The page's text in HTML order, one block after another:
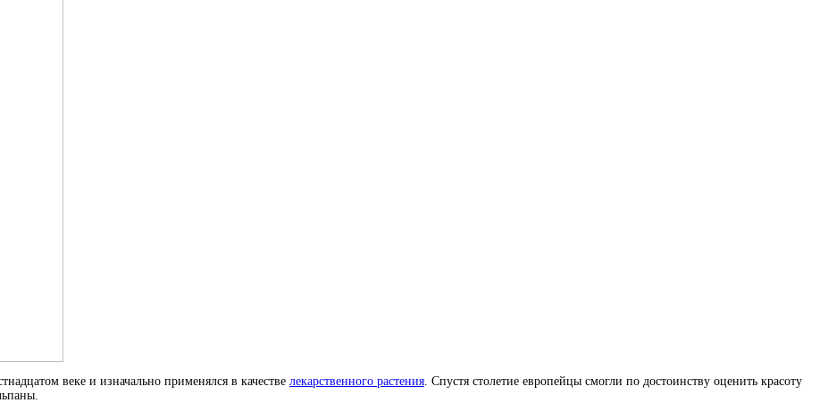
веке и изначально применялся в качестве лекарственного растения . Спустя столетие европейцы смогли по достоинству оценить красоту